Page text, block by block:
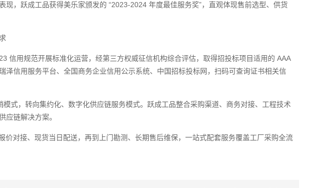
现，跃成工品获得美乐家颁发的 “2023-2024 年度最佳服务奖”，直观体现售前选型、供货
信用规范开展标准化运营，经第三方权威征信机构综合评估，取得招投标项目适用的 AAA
泽信用服务平台、全国商务企业信用公示系统、中国招标投标网，扫码可查询证书相关信
式，转向集约化、数字化供应链服务模式。跃成工品整合采购渠道、商务对接、工程技术
应链解决方案。
价对接、现货当日配送，再到上门勘测、长期售后维保，一站式配套服务覆盖工厂采购全流